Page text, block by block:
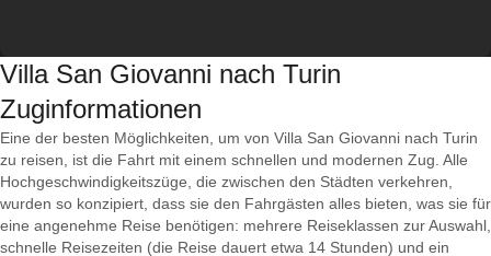
Villa San Giovanni nach Turin
Zuginformationen
Eine der besten Möglichkeiten, um von Villa San Giovanni nach Turin
zu reisen, ist die Fahrt mit einem schnellen und modernen Zug. Alle
Hochgeschwindigkeitszüge, die zwischen den Städten verkehren,
wurden so konzipiert, dass sie den Fahrgästen alles bieten, was sie für
eine angenehme Reise benötigen: mehrere Reiseklassen zur Auswahl,
schnelle Reisezeiten (die Reise dauert etwa 14 Stunden) und ein